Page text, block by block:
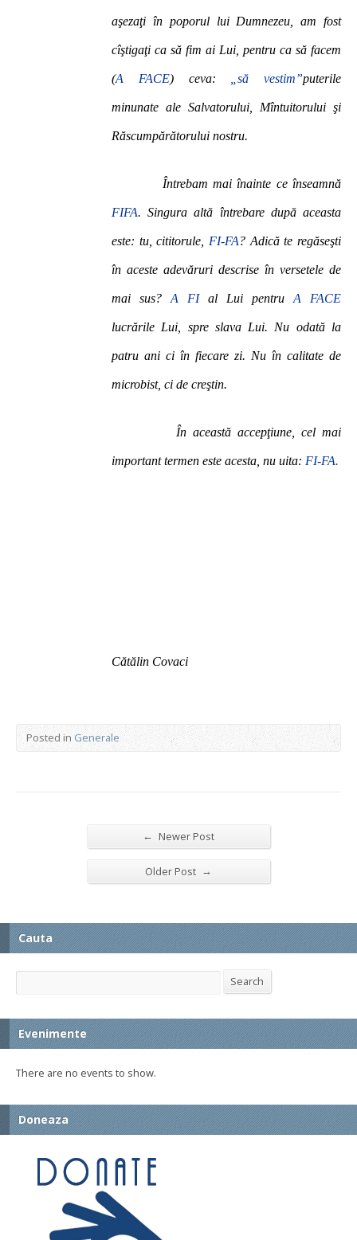
aşezaţi în poporul lui Dumnezeu, am fost
cîştigaţi ca să fim ai Lui, pentru ca să facem
(A FACE) ceva: „să vestim”puterile
minunate ale Salvatorului, Mîntuitorului şi
Răscumpărătorului nostru.
Întrebam mai înainte ce înseamnă
FIFA. Singura altă întrebare după aceasta
este: tu, cititorule, FI-FA? Adică te regăseşti
în aceste adevăruri descrise în versetele de
mai sus? A FIal Lui pentru A FACE
lucrările Lui, spre slava Lui. Nu odată la
patru ani ci în fiecare zi. Nu în calitate de
microbist, ci de creştin.
În această accepţiune, cel mai
important termen este acesta, nu uita: FI-FA.
Cătălin Covaci
Posted in Generale
← Newer Post
Older Post →
Cauta
Search Search
Evenimente
There are no events to show.
Doneaza